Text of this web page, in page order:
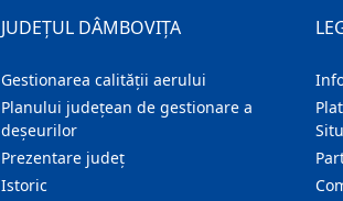
JUDEȚUL DÂMBOVIȚA
Gestionarea calității aerului
Planului județean de gestionare a
deșeurilor
Prezentare judeţ
Istoric